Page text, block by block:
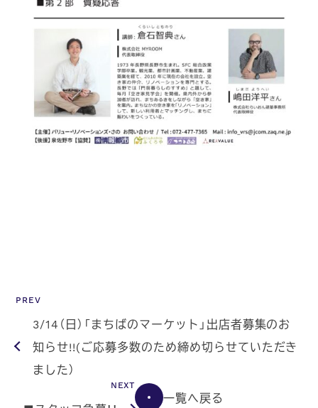
PREV
3/14（日）「まちばのマーケット」出店者募集のお
知らせ!!(ご応募多数のため締め切らせていただき
ました）
NEXT
一覧へ戻る